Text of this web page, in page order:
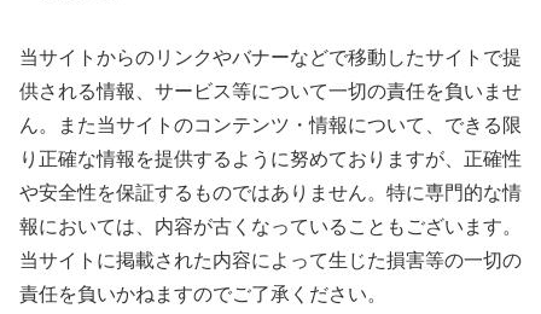
当サイトからのリンクやバナーなどで移動したサイトで提
供される情報、サービス等について一切の責任を負いませ
ん。また当サイトのコンテンツ・情報について、できる限
り正確な情報を提供するように努めておりますが、正確性
や安全性を保証するものではありません。特に専門的な情
報においては、内容が古くなっていることもございます。
当サイトに掲載された内容によって生じた損害等の一切の
責任を負いかねますのでご了承ください。